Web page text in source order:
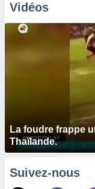
Vidéos
La foudre frappe
Thaïlande.
Suivez-nous